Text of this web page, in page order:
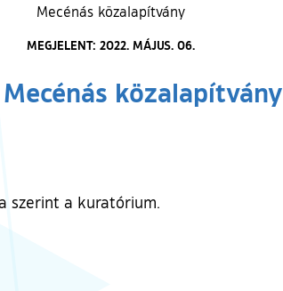
Mecénás közalapítvány
MEGJELENT: 2022. MÁJUS. 06.
közalapítvány
szerint a kuratórium.